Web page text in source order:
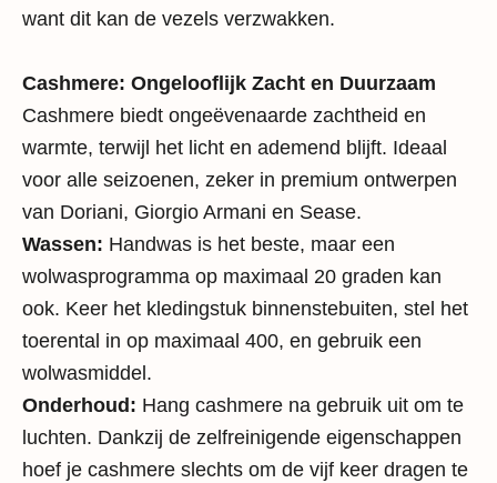
want dit kan de vezels verzwakken.
Cashmere: Ongelooflijk Zacht en Duurzaam
Cashmere biedt ongeëvenaarde zachtheid en
warmte, terwijl het licht en ademend blijft. Ideaal
voor alle seizoenen, zeker in premium ontwerpen
van Doriani, Giorgio Armani en Sease.
Wassen: Handwas is het beste, maar een
wolwasprogramma op maximaal 20 graden kan
ook. Keer het kledingstuk binnenstebuiten, stel het
toerental in op maximaal 400, en gebruik een
wolwasmiddel.
Onderhoud: Hang cashmere na gebruik uit om te
luchten. Dankzij de zelfreinigende eigenschappen
hoef je cashmere slechts om de vijf keer dragen te